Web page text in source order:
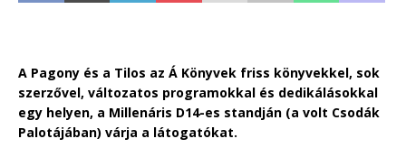
A Pagony és a Tilos az Á Könyvek friss könyvekkel, sok
szerzővel, változatos programokkal és dedikálásokkal
egy helyen, a Millenáris D14-es standján (a volt Csodák
Palotájában) várja a látogatókat.